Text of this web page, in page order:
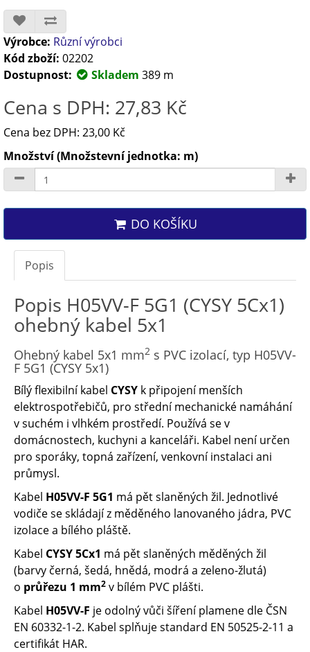
Výrobce: Různí výrobci
Kód zboží: 02202
Dostupnost:
Skladem 389 m
Cena s DPH: 27,83 Kč
Cena bez DPH: 23,00 Kč
Množství (Množstevní jednotka: m)
DO KOŠÍKU
Popis
Popis H05VV-F 5G1 (CYSY 5Cx1)
ohebný kabel 5x1
Ohebný kabel 5x1 mm2 s PVC izolací, typ H05VV-
F 5G1 (CYSY 5x1)
Bílý flexibilní kabel CYSY k připojení menších
elektrospotřebičů, pro střední mechanické namáhání
v suchém i vlhkém prostředí. Používá se v
domácnostech, kuchyni a kanceláři. Kabel není určen
pro sporáky, topná zařízení, venkovní instalaci ani
průmysl.
Kabel H05VV-F 5G1 má pět slaněných žil. Jednotlivé
vodiče se skládají z měděného lanovaného jádra, PVC
izolace a bílého pláště.
Kabel CYSY 5Cx1 má pět slaněných měděných žil
(barvy černá, šedá, hnědá, modrá a zeleno-žlutá)
o průřezu 1 mm2 v bílém PVC plášti.
Kabel H05VV-F je odolný vůči šíření plamene dle ČSN
EN 60332-1-2. Kabel splňuje standard EN 50525-2-11 a
certifikát HAR.